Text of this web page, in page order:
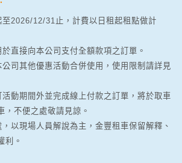
2026/12/31止，計費以日租起租點做計
直接向本公司支付全額款項之訂單。
司其他優惠活動合併使用，使用限制請詳見
動期間外並完成線上付款之訂單，將於取車
，不便之處敬請見諒。
以現場人員解說為主，金豐租車保留解釋、
利。